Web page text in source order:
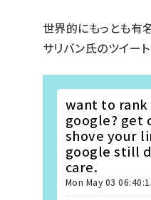
世界的にもっとも有
サリバン氏のツイー
want to
google? get
shove your
google still
care.
Mon May 03